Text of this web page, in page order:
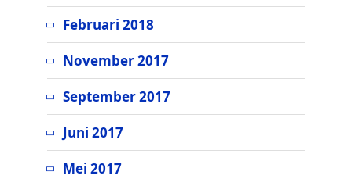
Februari 2018
November 2017
September 2017
Juni 2017
Mei 2017